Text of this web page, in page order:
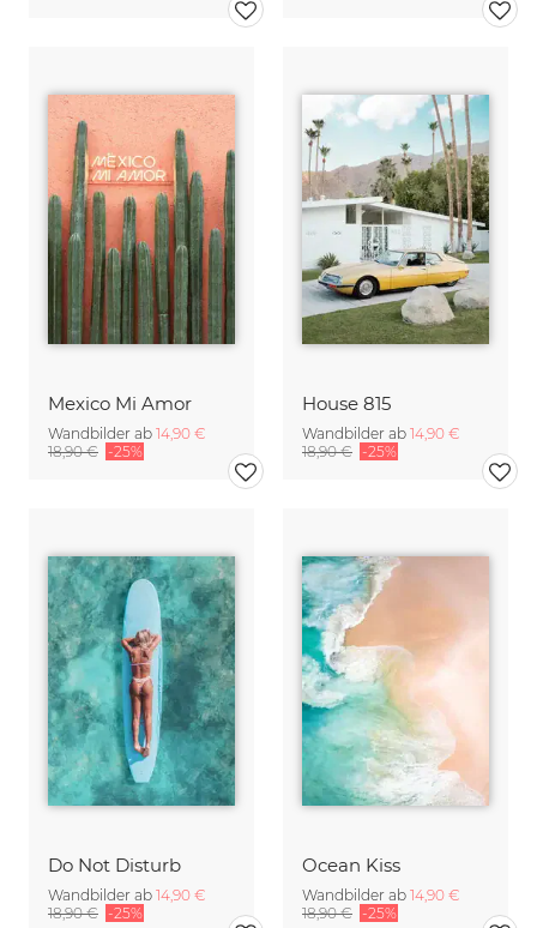
Mexico Mi Amor
Wandbilder ab 14,90 €
18,90 € -25%
House 815
Wandbilder ab 14,90 €
18,90 € -25%
Do Not Disturb
Wandbilder ab 14,90 €
18,90 € -25%
Ocean Kiss
Wandbilder ab 14,90 €
18,90 € -25%